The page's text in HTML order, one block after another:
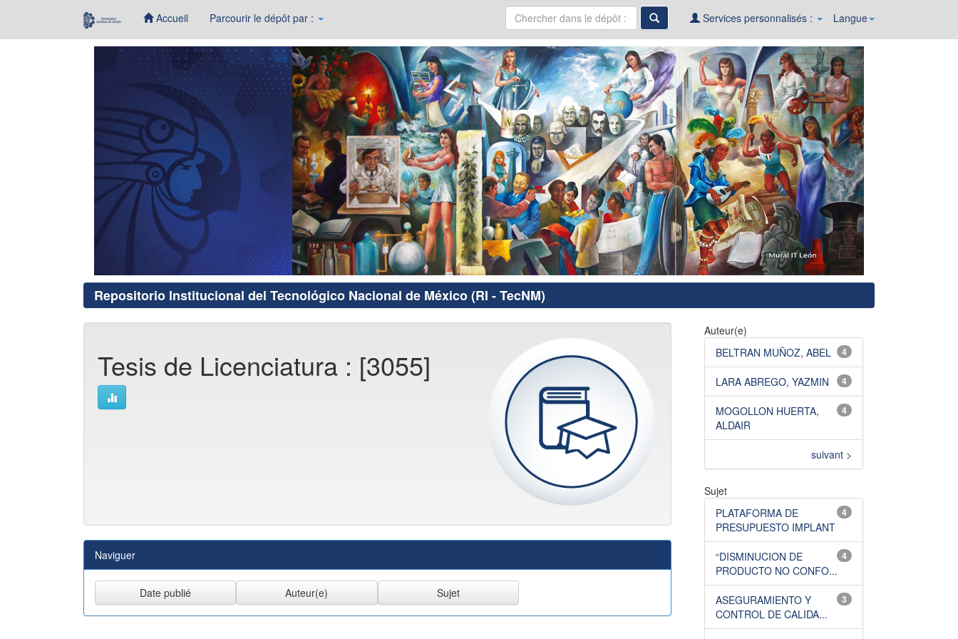
Accueil Parcourir le dépôt par : Langue
Services personnalisés :
Repositorio Institucional del Tecnológico Nacional de México (RI - TecNM)
Tesis de Licenciatura : [3055]
Naviguer
Auteur(e)
4
BELTRAN MUÑOZ, ABEL
4
LARA ABREGO, YAZMIN
4
MOGOLLON HUERTA,
ALDAIR
suivant >
Sujet
4
PLATAFORMA DE
PRESUPUESTO IMPLANT
4
“DISMINUCION DE
PRODUCTO NO CONFO...
3
ASEGURAMIENTO Y
CONTROL DE CALIDA...